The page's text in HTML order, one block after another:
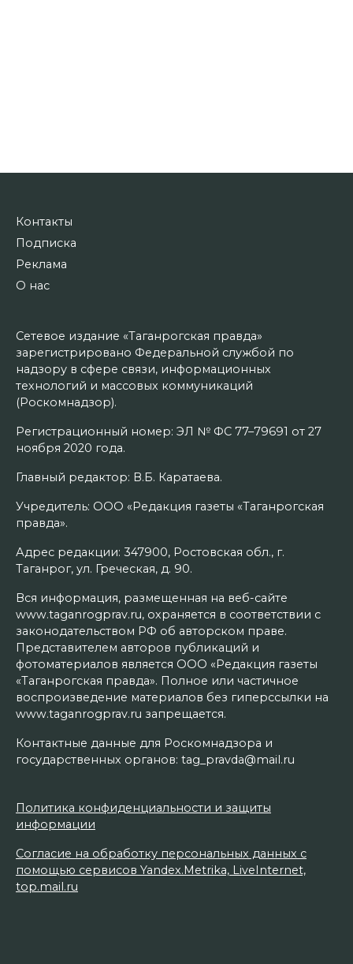
Контакты
Подписка
Реклама
О нас
Сетевое издание «Таганрогская правда»
зарегистрировано Федеральной службой по
надзору в сфере связи, информационных
технологий и массовых коммуникаций
(Роскомнадзор).
Регистрационный номер: ЭЛ № ФС 77–79691 от 27
ноября 2020 года.
Главный редактор: В.Б. Каратаева.
Учредитель: ООО «Редакция газеты «Таганрогская
правда».
Адрес редакции: 347900, Ростовская обл., г.
Таганрог, ул. Греческая, д. 90.
Вся информация, размещенная на веб-сайте
www.taganrogprav.ru, охраняется в соответствии с
законодательством РФ об авторском праве.
Представителем авторов публикаций и
фотоматериалов является ООО «Редакция газеты
«Таганрогская правда». Полное или частичное
воспроизведение материалов без гиперссылки на
www.taganrogprav.ru запрещается.
Контактные данные для Роскомнадзора и
государственных органов: tag_pravda@mail.ru
Политика конфиденциальности и защиты
информации
Согласие на обработку персональных данных с
помощью сервисов Yandex.Metrika, LiveInternet,
top.mail.ru